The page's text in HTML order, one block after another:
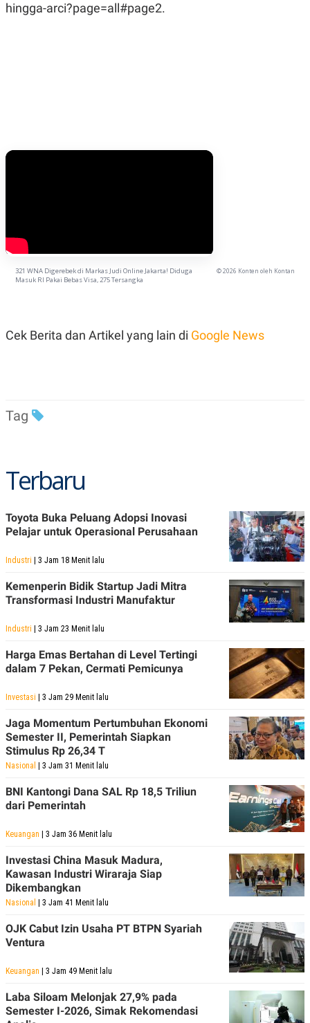
hingga-arci?page=all#page2.
321 WNA Digerebek di Markas Judi Online Jakarta! Diduga
Masuk RI Pakai Bebas Visa, 275 Tersangka
© 2026 Konten oleh Kontan
Cek Berita dan Artikel yang lain di Google News
Tag
Terbaru
Toyota Buka Peluang Adopsi Inovasi
Pelajar untuk Operasional Perusahaan
Industri | 3 Jam 18 Menit lalu
Kemenperin Bidik Startup Jadi Mitra
Transformasi Industri Manufaktur
Industri | 3 Jam 23 Menit lalu
Harga Emas Bertahan di Level Tertingi
dalam 7 Pekan, Cermati Pemicunya
Investasi | 3 Jam 29 Menit lalu
Jaga Momentum Pertumbuhan Ekonomi
Semester II, Pemerintah Siapkan
Stimulus Rp 26,34 T
Nasional | 3 Jam 31 Menit lalu
BNI Kantongi Dana SAL Rp 18,5 Triliun
dari Pemerintah
Keuangan | 3 Jam 36 Menit lalu
Investasi China Masuk Madura,
Kawasan Industri Wiraraja Siap
Dikembangkan
Nasional | 3 Jam 41 Menit lalu
OJK Cabut Izin Usaha PT BTPN Syariah
Ventura
Keuangan | 3 Jam 49 Menit lalu
Laba Siloam Melonjak 27,9% pada
Semester I-2026, Simak Rekomendasi